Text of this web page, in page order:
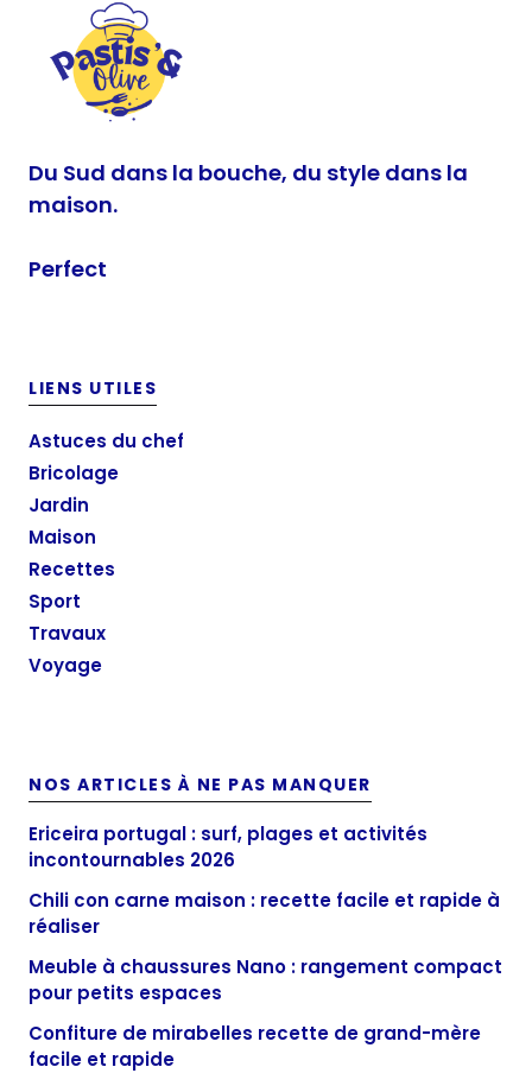
Du Sud dans la bouche, du style dans la
maison.
Perfect
LIENS UTILES
Astuces du chef
Bricolage
Jardin
Maison
Recettes
Sport
Travaux
Voyage
NOS ARTICLES À NE PAS MANQUER
Ericeira portugal : surf, plages et activités
incontournables 2026
Chili con carne maison : recette facile et rapide à
réaliser
Meuble à chaussures Nano : rangement compact
pour petits espaces
Confiture de mirabelles recette de grand-mère
facile et rapide